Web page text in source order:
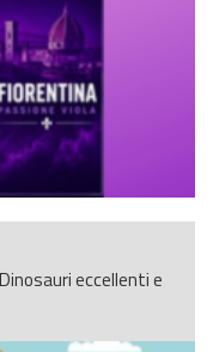
eccellenti e